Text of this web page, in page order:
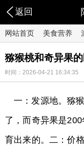
返回
网站首页 美食营养
猕猴桃和奇异果的
时间：2026-04-21 16:34:35
一：发源地。猕
了，而奇异果是
育出来的。二：价